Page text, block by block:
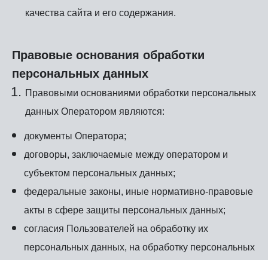
качества сайта и его содержания.
Правовые основания обработки
персональных данных
Правовыми основаниями обработки персональных
данных Оператором являются:
документы Оператора;
договоры, заключаемые между оператором и
субъектом персональных данных;
федеральные законы, иные нормативно-правовые
акты в сфере защиты персональных данных;
согласия Пользователей на обработку их
персональных данных, на обработку персональных